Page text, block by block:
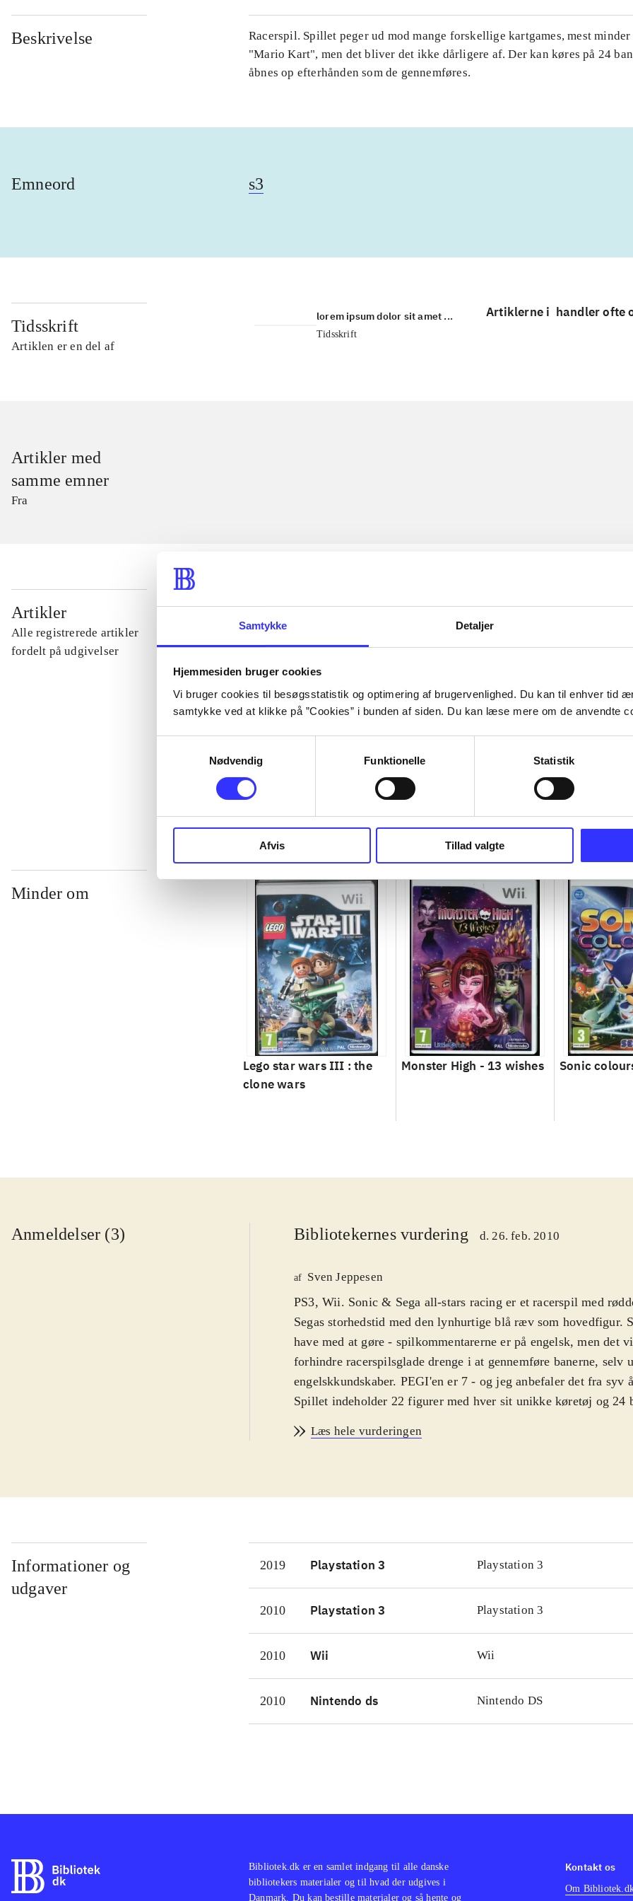
Samtykke Detaljer
Hjemmesiden bruger cookies
Vi bruger cookies til besøgsstatistik og optimering af brugervenlighed. Du kan til enhver tid
samtykke ved at klikke på ”Cookies” i bunden af siden. Du kan læse mere om de anvendte
Nødvendig
Funktionelle Statistik
Afvis Tillad valgte
Beskrivelse
Racerspil. Spillet peger ud mod mange forskellige kartgames, mest minder
"Mario Kart", men det bliver det ikke dårligere af. Der kan køres på 24
åbnes op efterhånden som de gennemføres.
Emneord s3
Tidsskrift
Artiklen er en del af
lorem ipsum dolor sit amet ...
Tidsskrift
Artiklerne i handler ofte
Artikler med
samme emner
Fra
Artikler
Alle registrerede artikler
fordelt på udgivelser
...
...
...
Minder om
Lego star wars III : the
clone wars
Monster High - 13 wishes Sonic
Anmeldelser (3) Bibliotekernes vurdering d. 26. feb. 2010
af Sven Jeppesen
PS3, Wii. Sonic & Sega all-stars racing er et racerspil med
Segas storhedstid med den lynhurtige blå ræv som hovedfigur.
have med at gøre - spilkommentarerne er på engelsk, men det
forhindre racerspilsglade drenge i at gennemføre banerne, selv
engelskkundskaber. PEGI'en er 7 - og jeg anbefaler det fra syv
Spillet indeholder 22 figurer med hver sit unikke køretøj og 24
gennemføres, åbnes der op for nye. Gameplay går ud på at
(online helt op til otte), og samtidigt kan der anvendes
spilelementer, udnyttet det bedste fra "Mario Kart" og skabt et
nemt og flot spil, som også inkluderer 24 velklingende
figurer, og spillet er strikket sådan sammen, at alle baner skal
Læs hele vurderingen
Informationer og
udgaver
2019 Playstation 3 Playstation 3
2010 Playstation 3 Playstation 3
2010 Wii Wii
2010 Nintendo ds Nintendo DS
Bibliotek.dk er en samlet indgang til alle danske
bibliotekers materialer og til hvad der udgives i
Danmark. Du kan bestille materialer og så hente og
Kontakt os
Om